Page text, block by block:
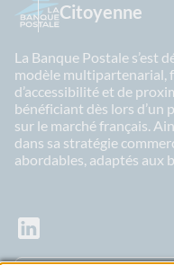
Citoyenne
La Banque Postale s’est
modèle multipartenarial,
d’accessibilité et de
bénéficiant dès lors
sur le marché français.
dans sa stratégie
abordables, adaptés aux